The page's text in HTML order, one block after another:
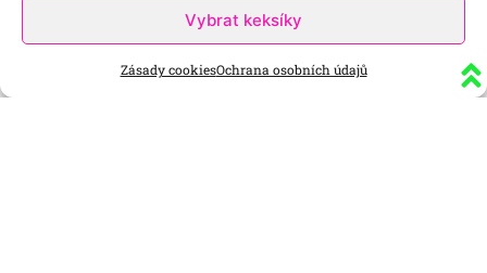
Vybrat keksíky
Zásady cookiesOchrana osobních údajů